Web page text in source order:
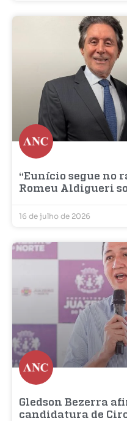
“Eunício segue no
Romeu Aldigueri
16 de julho de 2026
Gledson Bezerra
candidatura de